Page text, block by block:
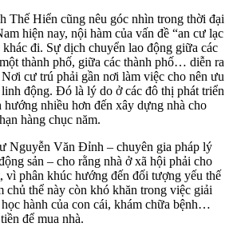
Thế Hiển cũng nêu góc nhìn trong thời đại
hiện nay, nội hàm của vấn đề “an cư lạc
đi. Sự dịch chuyển lao động giữa các
thành phố, giữa các thành phố… diễn ra
cư trú phải gần nơi làm việc cho nên ưu
động. Đó là lý do ở các đô thị phát triển
hướng nhiều hơn đến xây dựng nhà cho
hàng chục năm.
Nguyễn Văn Đỉnh – chuyên gia pháp lý
sản – cho rằng nhà ở xã hội phải cho
vì phân khúc hướng đến đối tượng yếu thế
chủ thể này còn khó khăn trong việc giải
hành của con cái, khám chữa bệnh…
để mua nhà.